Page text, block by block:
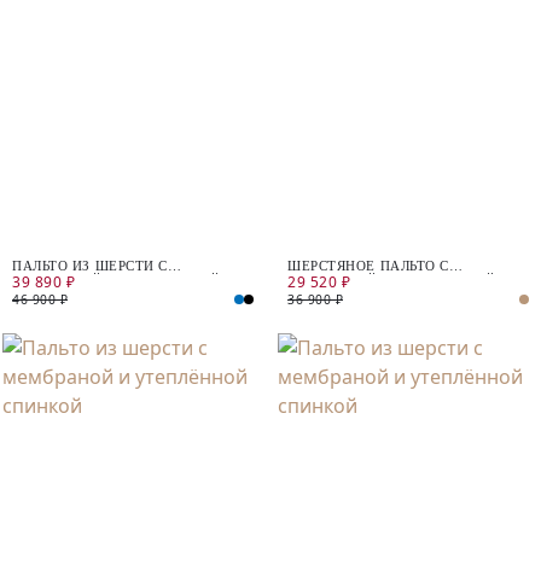
ПАЛЬТО ИЗ ШЕРСТИ С
МЕМБРАНОЙ И УТЕПЛЁННОЙ
СПИНКОЙ
39 890 ₽
46 900 ₽
ШЕРСТЯНОЕ ПАЛЬТО С
МЕМБРАНОЙ И УТЕПЛЁННОЙ
СПИНКОЙ
29 520 ₽
36 900 ₽